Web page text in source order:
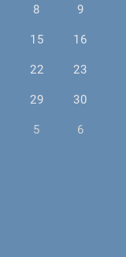
8
9
15
16
22
23
29
30
5 6